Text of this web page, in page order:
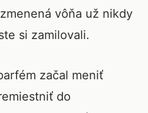
vôňa už nikdy
si zamilovali.
začal meniť
do